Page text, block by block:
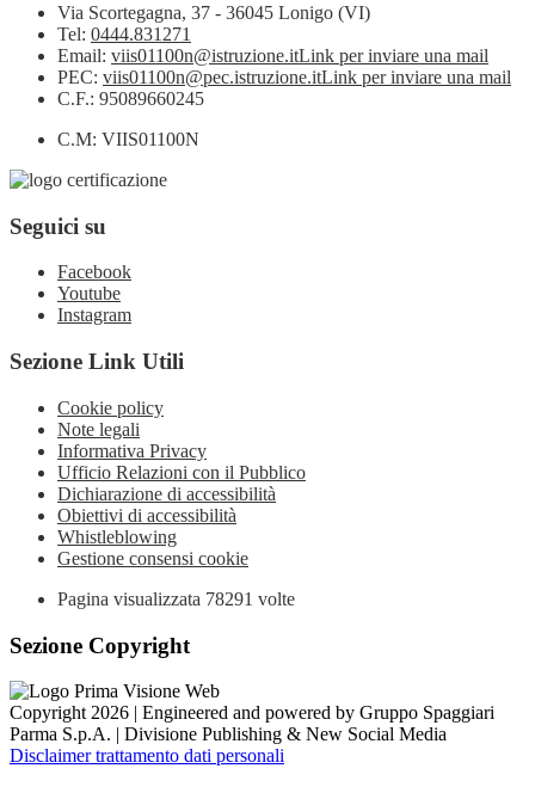
Via Scortegagna, 37 - 36045 Lonigo (VI)
Tel: 0444.831271
Email: viis01100n@istruzione.itLink per inviare una mail
PEC: viis01100n@pec.istruzione.itLink per inviare una mail
C.F.: 95089660245
C.M: VIIS01100N
Seguici su
Facebook
Youtube
Instagram
Sezione Link Utili
Cookie policy
Note legali
Informativa Privacy
Ufficio Relazioni con il Pubblico
Dichiarazione di accessibilità
Obiettivi di accessibilità
Whistleblowing
Gestione consensi cookie
Pagina visualizzata 78291 volte
Sezione Copyright
Copyright 2026 | Engineered and powered by Gruppo Spaggiari
Parma S.p.A. | Divisione Publishing & New Social Media
Disclaimer trattamento dati personali